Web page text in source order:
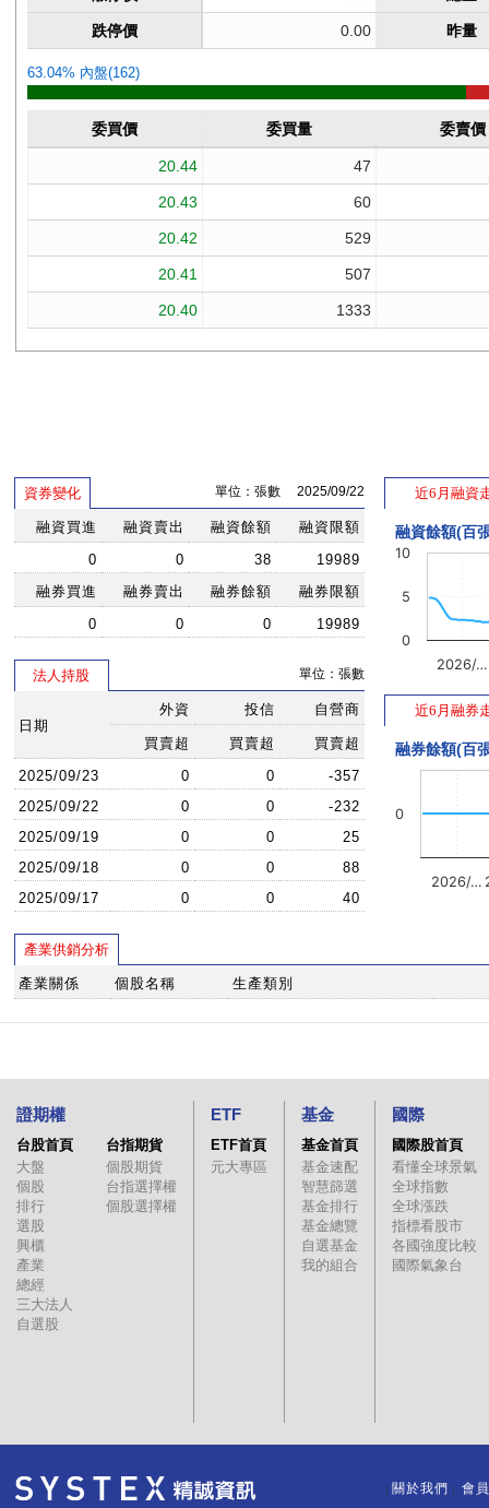
資券變化 單位：張數 2025/09/22
融資買進 融資賣出 融資餘額
融資限額
0
0 38
19989
融券買進
融券賣出 融券餘額
融券限額
0
0 0 19989
法人持股 單位：張數
日期
外資 投信 自營商
買賣超 買賣超
買賣超
2025/09/23
0 0
-357
2025/09/22
0 0
-232
2025/09/19
0 0
25
2025/09/18
0 0
88
2025/09/17
0 0 40
近6月融資
融資餘額(百
2026/…
0
5
10
近6月融券
融券餘額(百
2026/…
0
產業供銷分析
產業關係 個股名稱 生產類別
證期權
台股首頁
大盤
個股
排行
選股
興櫃
產業
總經
三大法人
自選股
台指期貨
個股期貨
台指選擇權
個股選擇權
ETF
ETF首頁
元大專區
基金
基金首頁
基金速配
智慧篩選
基金排行
基金總覽
自選基金
我的組合
國際
國際股首頁
看懂全球景氣
全球指數
全球漲跌
指標看股市
各國強度比較
國際氣象台
關於我們 會